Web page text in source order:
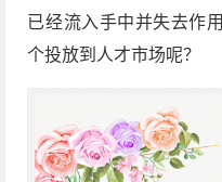
已经流入手中并失去作
个投放到人才市场呢？